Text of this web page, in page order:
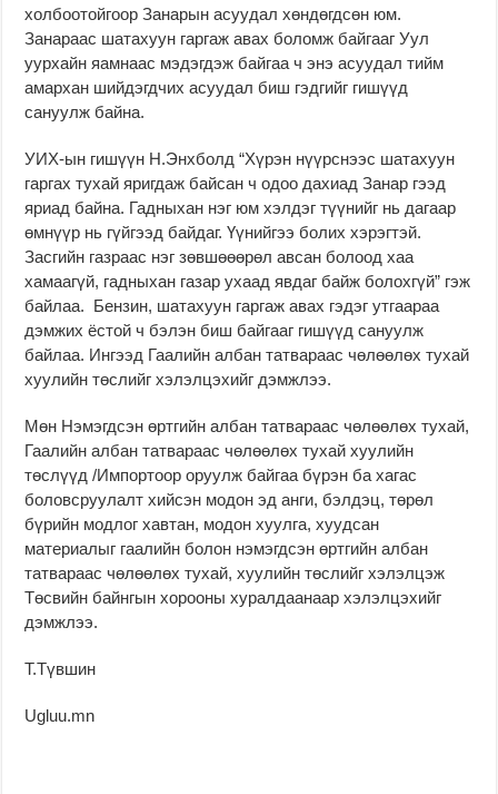
холбоотойгоор Занарын асуудал хөндөгдсөн юм.
Занараас шатахуун гаргаж авах боломж байгааг Уул
уурхайн яамнаас мэдэгдэж байгаа ч энэ асуудал тийм
амархан шийдэгдчих асуудал биш гэдгийг гишүүд
сануулж байна.
УИХ-ын гишүүн Н.Энхболд “Хүрэн нүүрснээс шатахуун
гаргах тухай яригдаж байсан ч одоо дахиад Занар гээд
яриад байна. Гадныхан нэг юм хэлдэг түүнийг нь дагаар
өмнүүр нь гүйгээд байдаг. Үүнийгээ болих хэрэгтэй.
Засгийн газраас нэг зөвшөөөрөл авсан болоод хаа
хамаагүй, гадныхан газар ухаад явдаг байж болохгүй” гэж
байлаа. Бензин, шатахуун гаргаж авах гэдэг утгаараа
дэмжих ёстой ч бэлэн биш байгааг гишүүд сануулж
байлаа. Ингээд Гаалийн албан татвараас чөлөөлөх тухай
хуулийн төслийг хэлэлцэхийг дэмжлээ.
Мөн Нэмэгдсэн өртгийн албан татвараас чөлөөлөх тухай,
Гаалийн албан татвараас чөлөөлөх тухай хуулийн
төслүүд /Импортоор оруулж байгаа бүрэн ба хагас
боловсруулалт хийсэн модон эд анги, бэлдэц, төрөл
бүрийн модлог хавтан, модон хуулга, хуудсан
материалыг гаалийн болон нэмэгдсэн өртгийн албан
татвараас чөлөөлөх тухай, хуулийн төслийг хэлэлцэж
Төсвийн байнгын хорооны хуралдаанаар хэлэлцэхийг
дэмжлээ.
Т.Түвшин
Ugluu.mn